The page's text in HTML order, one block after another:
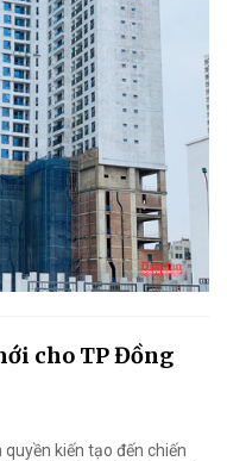
cho TP Đồng
kiến tạo đến chiến